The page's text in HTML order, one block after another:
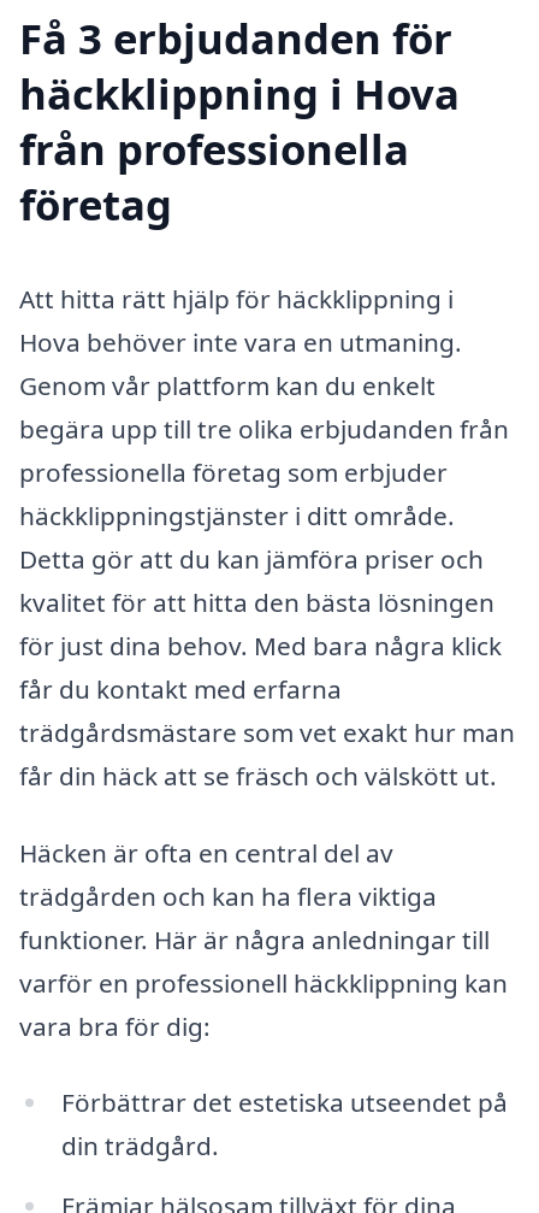
Få 3 erbjudanden för
häckklippning i Hova
från professionella
företag
Att hitta rätt hjälp för häckklippning i
Hova behöver inte vara en utmaning.
Genom vår plattform kan du enkelt
begära upp till tre olika erbjudanden från
professionella företag som erbjuder
häckklippningstjänster i ditt område.
Detta gör att du kan jämföra priser och
kvalitet för att hitta den bästa lösningen
för just dina behov. Med bara några klick
får du kontakt med erfarna
trädgårdsmästare som vet exakt hur man
får din häck att se fräsch och välskött ut.
Häcken är ofta en central del av
trädgården och kan ha flera viktiga
funktioner. Här är några anledningar till
varför en professionell häckklippning kan
vara bra för dig:
Förbättrar det estetiska utseendet på
din trädgård.
Främjar hälsosam tillväxt för dina